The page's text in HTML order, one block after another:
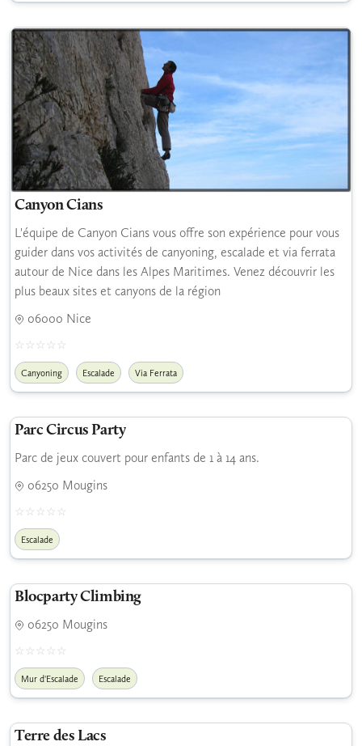
Canyon Cians
L'équipe de Canyon Cians vous offre son expérience pour vous
guider dans vos activités de canyoning, escalade et via ferrata
autour de Nice dans les Alpes Maritimes. Venez découvrir les
plus beaux sites et canyons de la région
06000 Nice
Canyoning Escalade Via Ferrata
Parc Circus Party
Parc de jeux couvert pour enfants de 1 à 14 ans.
06250 Mougins
Escalade
Blocparty Climbing
06250 Mougins
Mur d'Escalade Escalade
Terre des Lacs